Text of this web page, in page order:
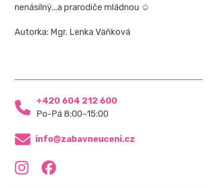
nenásilný...a prarodiče mládnou ☺
Autorka: Mgr. Lenka Vaňková
+420 604 212 600
Po-Pá 8:00–15:00
info@zabavneuceni.cz